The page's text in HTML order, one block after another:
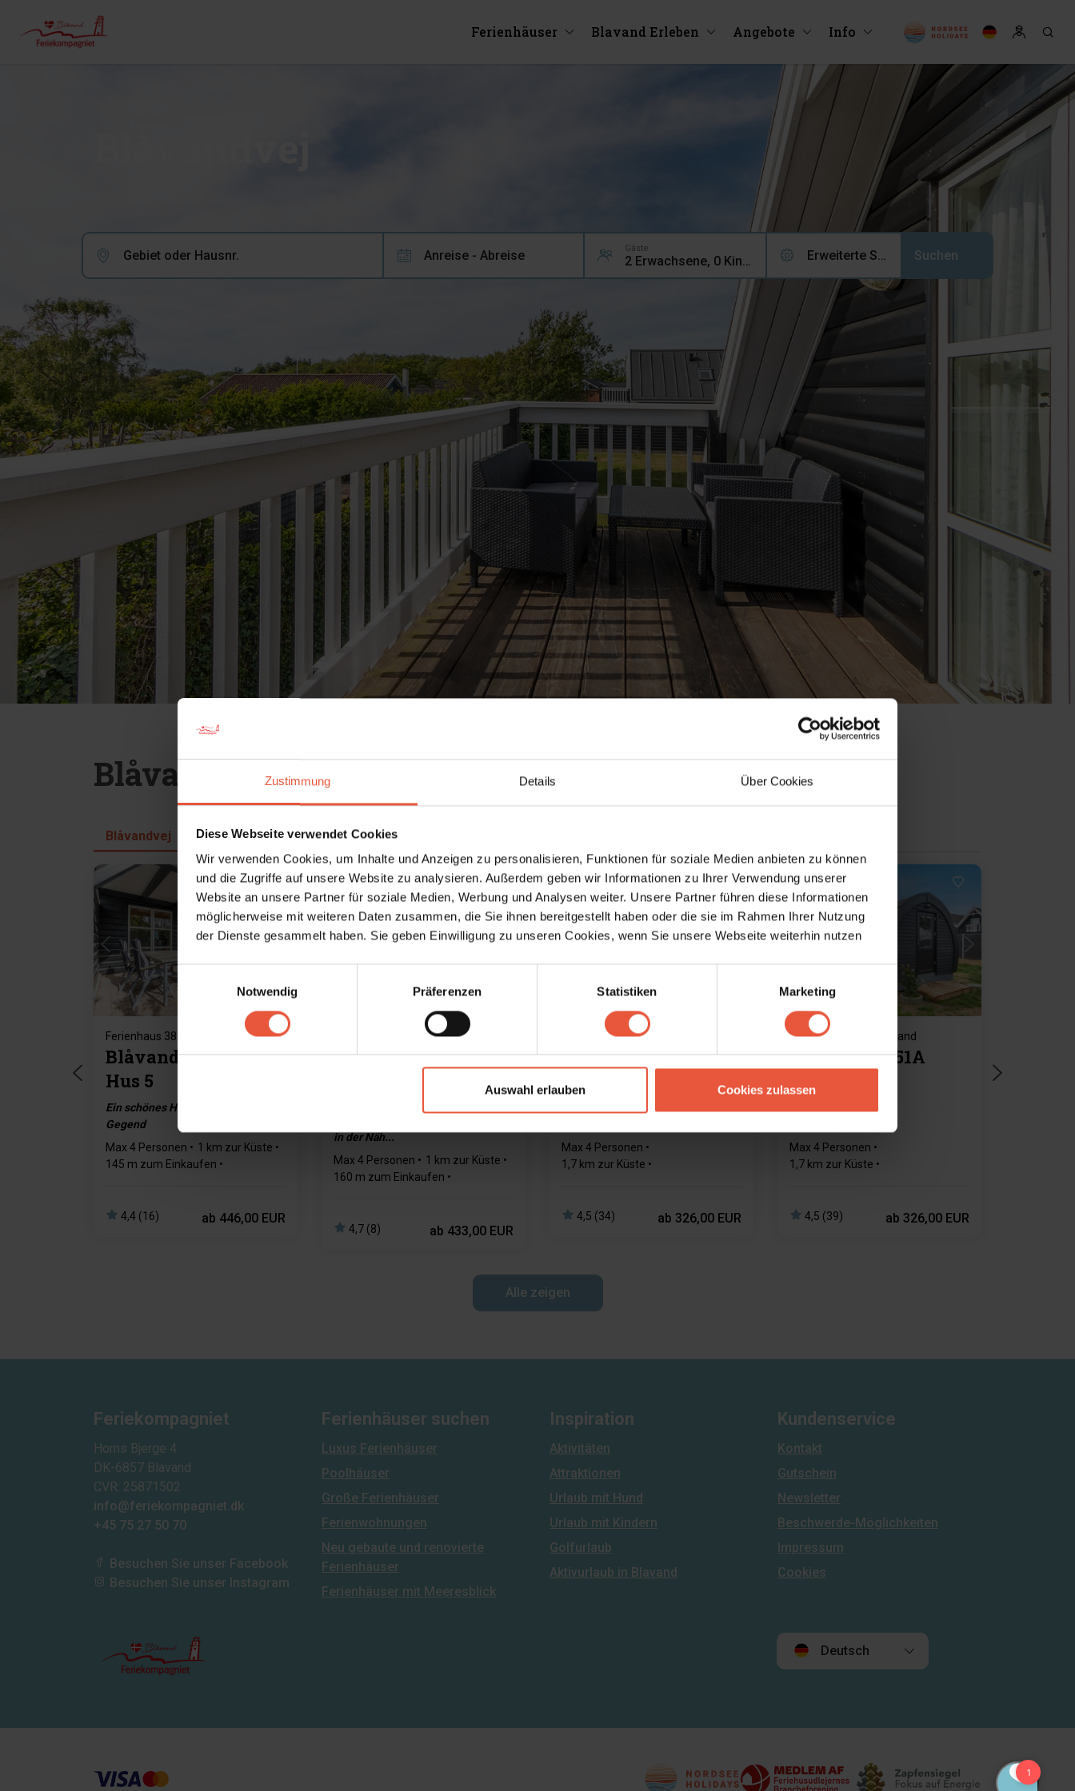
Zustimmung Details Über Cookies
Diese Webseite verwendet Cookies
Wir verwenden Cookies, um Inhalte und Anzeigen zu personalisieren, Funktionen für soziale Medien anbieten zu können
und die Zugriffe auf unsere Website zu analysieren. Außerdem geben wir Informationen zu Ihrer Verwendung unserer
Website an unsere Partner für soziale Medien, Werbung und Analysen weiter. Unsere Partner führen diese Informationen
möglicherweise mit weiteren Daten zusammen, die Sie ihnen bereitgestellt haben oder die sie im Rahmen Ihrer Nutzung
der Dienste gesammelt haben. Sie geben Einwilligung zu unseren Cookies, wenn Sie unsere Webseite weiterhin nutzen
Einwilligungsauswahl
Notwendig
Präferenzen Statistiken Marketing
Auswahl erlauben Cookies zulassen
Ferienhäuser Blavand Erleben Angebote Info
Gebiet oder Hausnr. Anreise - Abreise Gäste
Blåvandvej in Blåvand
Blåvandvej
Lädt ...
Ferienhaus 388 • Blåvand
Blåvandvej 49A,
Hus 5
Ein schönes Haus in einer ruhigen
Gegend
Max 4 Personen
1 km zur Küste
145 m zum Einkaufen
4,4 (16) ab 446,00 EUR
Lädt ...
Ferienhaus 479 • Blåvand
Blåvandvej 49A, 6
in der Näh...
Max 4 Personen
1 km zur Küste
160 m zum Einkaufen
4,7 (8) ab 433,00 EUR
Lädt ...
Ferienhaus 793 • Blåvand
Blåvandvej 51A
Hytte 2
Max 4 Personen
1,7 km zur Küste
4,5 (34)
ab 326,00 EUR
Lädt ...
Ferienhaus 792 • Blåvand
Blåvandvej 51A
Max 4 Personen
1,7 km zur Küste
4,5 (39)
ab 326,00 EUR
Alle zeigen
Feriekompagniet
Horns Bjerge 4
DK-6857 Blavand
CVR: 25871502
info@feriekompagniet.dk
+45 75 27 50 70
Besuchen Sie unser Facebook
Besuchen Sie unser Instagram
Ferienhäuser suchen
Luxus Ferienhäuser
Poolhäuser
Große Ferienhäuser
Ferienwohnungen
Neu gebaute und renovierte
Ferienhäuser
Ferienhäuser mit Meeresblick
Inspiration
Aktivitäten
Attraktionen
Urlaub mit Hund
Urlaub mit Kindern
Golfurlaub
Aktivurlaub in Blavand
Kundenservice
Kontakt
Gutschein
Newsletter
Beschwerde-Möglichkeiten
Impressum
Cookies
Deutsch